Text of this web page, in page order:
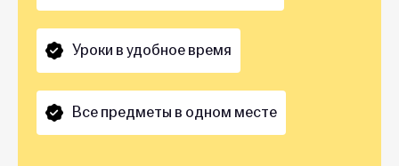
Уроки в удобное время
Все предметы в одном месте